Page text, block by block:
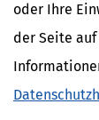
oder Ihre
der Seite
nein? Wir